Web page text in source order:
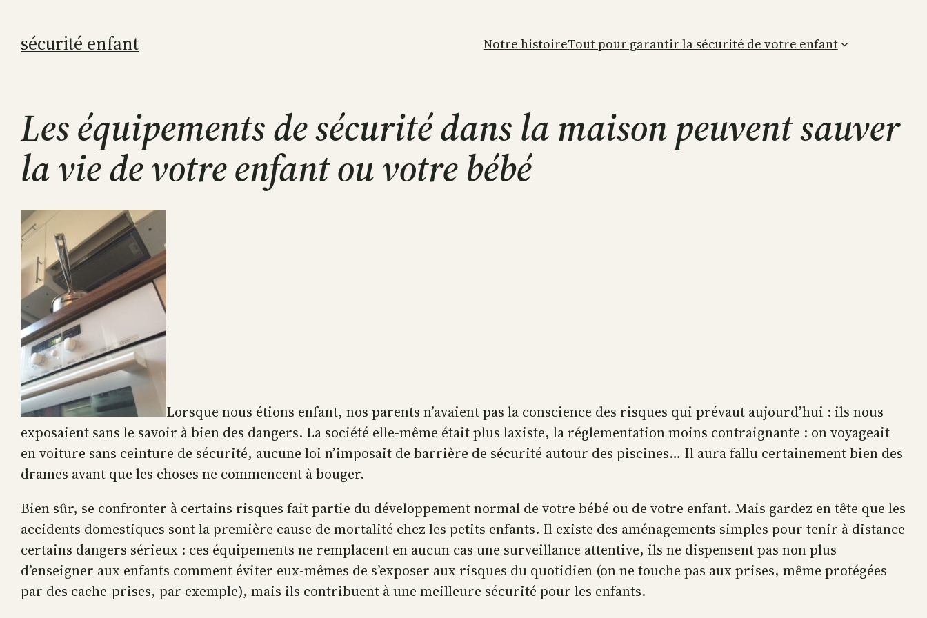
contenu
sécurité enfant Notre histoireTout pour garantir la sécurité de votre enfant
Les équipements de sécurité dans la maison peuvent sauver
la vie de votre enfant ou votre bébé
Lorsque nous étions enfant, nos parents n’avaient pas la conscience des risques qui prévaut aujourd’hui : ils nous
exposaient sans le savoir à bien des dangers. La société elle-même était plus laxiste, la réglementation moins contraignante : on voyageait
en voiture sans ceinture de sécurité, aucune loi n’imposait de barrière de sécurité autour des piscines… Il aura fallu certainement bien des
drames avant que les choses ne commencent à bouger.
Bien sûr, se confronter à certains risques fait partie du développement normal de votre bébé ou de votre enfant. Mais gardez en tête que les
accidents domestiques sont la première cause de mortalité chez les petits enfants. Il existe des aménagements simples pour tenir à distance
certains dangers sérieux : ces équipements ne remplacent en aucun cas une surveillance attentive, ils ne dispensent pas non plus
d’enseigner aux enfants comment éviter eux-mêmes de s’exposer aux risques du quotidien (on ne touche pas aux prises, même protégées
par des cache-prises, par exemple), mais ils contribuent à une meilleure sécurité pour les enfants.